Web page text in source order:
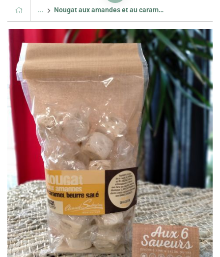
... Nougat aux amandes et au caramel beurre salé